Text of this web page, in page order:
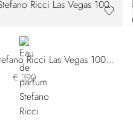
GOLD
Eau de parfum Stefano Ricci Las Vegas 100 ml
€ 390